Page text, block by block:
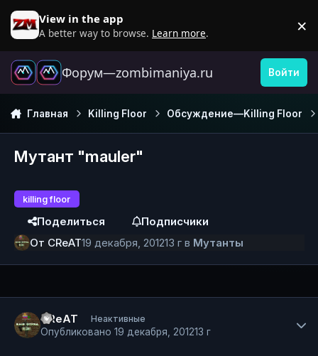
Перейти к содержанию
View in the app
A better way to browse. Learn more. ×
Форум—zombimaniya.ru Войти
Главная Killing Floor Обсуждение—Killing Floor
Мутант "mauler"
killing floor
Поделиться
Подписчики
От CReAT19 декабря, 201213 г в Мутанты
CReAT Неактивные
Опубликовано 19 декабря, 201213 г